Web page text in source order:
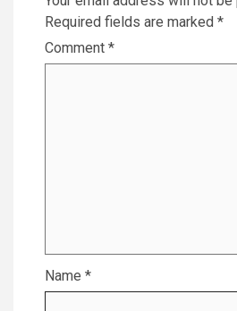
Required fields are marked *
Comment *
Name *